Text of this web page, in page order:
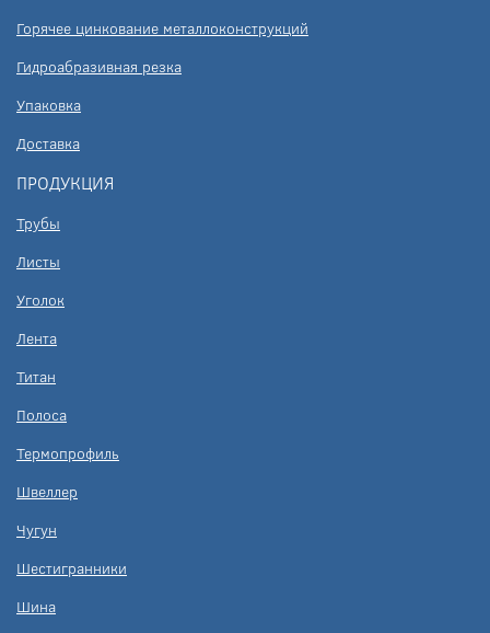
Горячее цинкование металлоконструкций
Гидроабразивная резка
Упаковка
Доставка
ПРОДУКЦИЯ
Трубы
Листы
Уголок
Лента
Титан
Полоса
Термопрофиль
Швеллер
Чугун
Шестигранники
Шина